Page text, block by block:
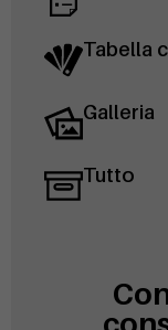
Tabella
Galleria
Tutto